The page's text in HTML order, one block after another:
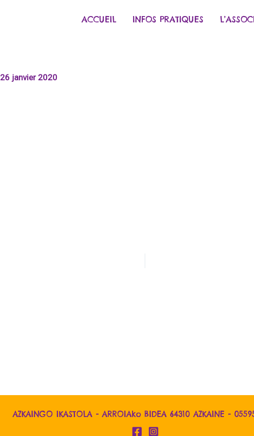
ACCUEIL INFOS PRATIQUES
26 janvier 2020
AZKAINGO IKASTOLA - ARROIAko BIDEA 64310 AZKAINE -